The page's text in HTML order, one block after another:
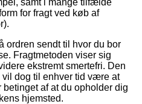
for fragt ved køb af
ordren sendt til hvor du bor
Fragtmetoden viser sig
ekstremt smertefri. Den
dog til enhver tid være at
betinget af at du opholder dig
hjemsted.